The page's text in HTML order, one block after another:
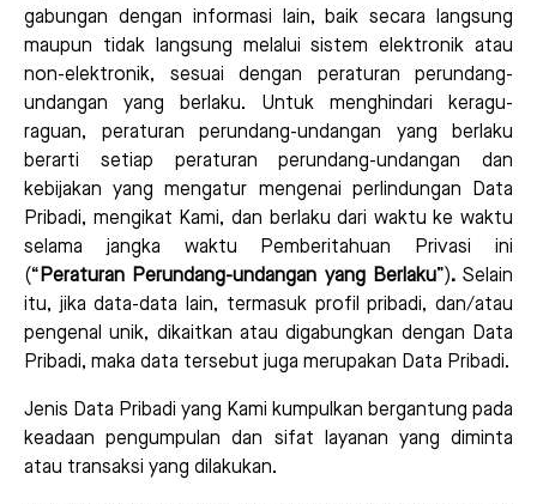
gabungan dengan informasi lain, baik secara langsung
maupun tidak langsung melalui sistem elektronik atau
non-elektronik, sesuai dengan peraturan perundang-
undangan yang berlaku. Untuk menghindari keragu-
raguan, peraturan perundang-undangan yang berlaku
berarti setiap peraturan perundang-undangan dan
kebijakan yang mengatur mengenai perlindungan Data
Pribadi, mengikat Kami, dan berlaku dari waktu ke waktu
selama jangka waktu Pemberitahuan Privasi ini
(“ Peraturan Perundang-undangan yang Berlaku”). Selain
itu, jika data-data lain, termasuk profil pribadi, dan/atau
pengenal unik, dikaitkan atau digabungkan dengan Data
Pribadi, maka data tersebut juga merupakan Data Pribadi.
Jenis Data Pribadi yang Kami kumpulkan bergantung pada
keadaan pengumpulan dan sifat layanan yang diminta
atau transaksi yang dilakukan.